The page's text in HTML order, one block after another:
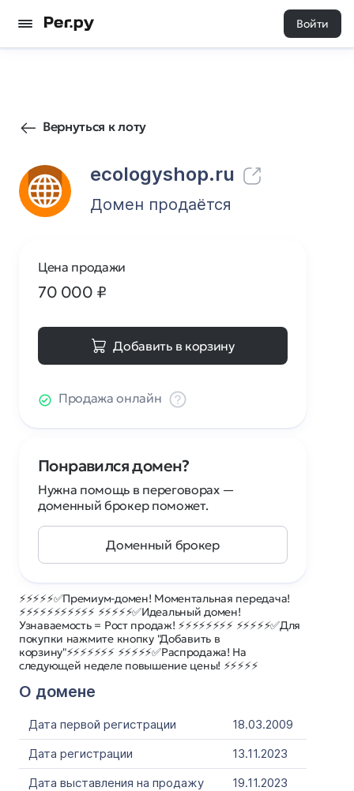
Войти
Вернуться к лоту
ecologyshop.ru
82 0
Домен продаётся
⚡⚡⚡⚡⚡✅Премиум-домен! Моментальная передача!
⚡⚡⚡⚡⚡⚡⚡⚡⚡⚡⚡ ⚡⚡⚡⚡⚡✅Идеальный домен!
Узнаваемость = Рост продаж! ⚡⚡⚡⚡⚡⚡⚡⚡ ⚡⚡⚡⚡⚡✅Для
покупки нажмите кнопку "Добавить в
корзину"⚡⚡⚡⚡⚡⚡⚡ ⚡⚡⚡⚡⚡✅Распродажа! На
следующей неделе повышение цены! ⚡⚡⚡⚡⚡
О домене
Дата первой регистрации
18.03.2009
Дата регистрации
13.11.2023
Дата выставления на продажу
19.11.2023
Цена продажи
70 000 ₽
Добавить в корзину
Продажа онлайн
Понравился домен?
Нужна помощь в переговорах —
доменный брокер поможет.
Доменный брокер